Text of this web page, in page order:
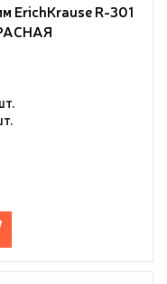
ErichKrause R-301